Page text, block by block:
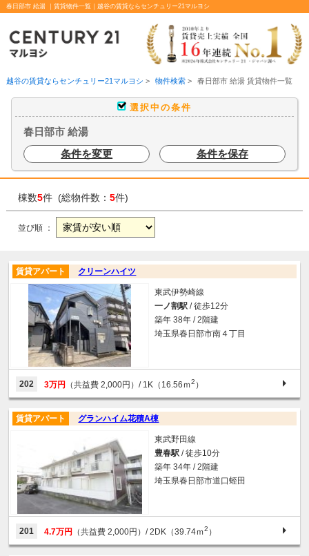
春日部市 給湯 ｜賃貸物件一覧｜越谷の賃貸ならセンチュリー21マルヨシ
越谷の賃貸ならセンチュリー21マルヨシ > 物件検索> 春日部市 給湯 賃貸物件一覧
選択中の条件
春日部市 給湯
条件を変更
条件を保存
棟数5件 (総物件数：5件)
並び順 ：
クリーンハイツ
賃貸アパート
東武伊勢崎線
一ノ割駅 / 徒歩12分
築年 38年 / 2階建
埼玉県春日部市南４丁目
202 3万円 （共益費 2,000円）/ 1K（16.56ｍ2 ）
グランハイム花積A棟
賃貸アパート
東武野田線
豊春駅 / 徒歩10分
築年 34年 / 2階建
埼玉県春日部市道口蛭田
201 4.7万円 （共益費 2,000円）/ 2DK（39.74ｍ2 ）